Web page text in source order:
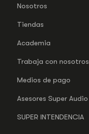
Nosotros
Tiendas
Academia
Trabaja con nosotros
Medios de pago
Asesores Super Audio
SUPER INTENDENCIA